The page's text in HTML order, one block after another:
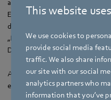
This website
We use cookies to
provide social media
traffic. We also share
our site with our social
analytics partners who
information that you’ve
auf- und ausgebaut worden ist
Eigentümerschaft der
den letzten 50 Jahren
„Inklusion ist der einzige Weg,
Deutschland lebendig und
Auch die Vereine, die den
erhielten von ebm‑papst eine